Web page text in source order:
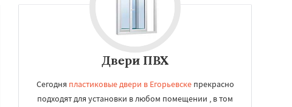
Двери ПВХ
Сегодня пластиковые двери в Егорьевскепрекрасно
подходят для установки в любом помещении , в том